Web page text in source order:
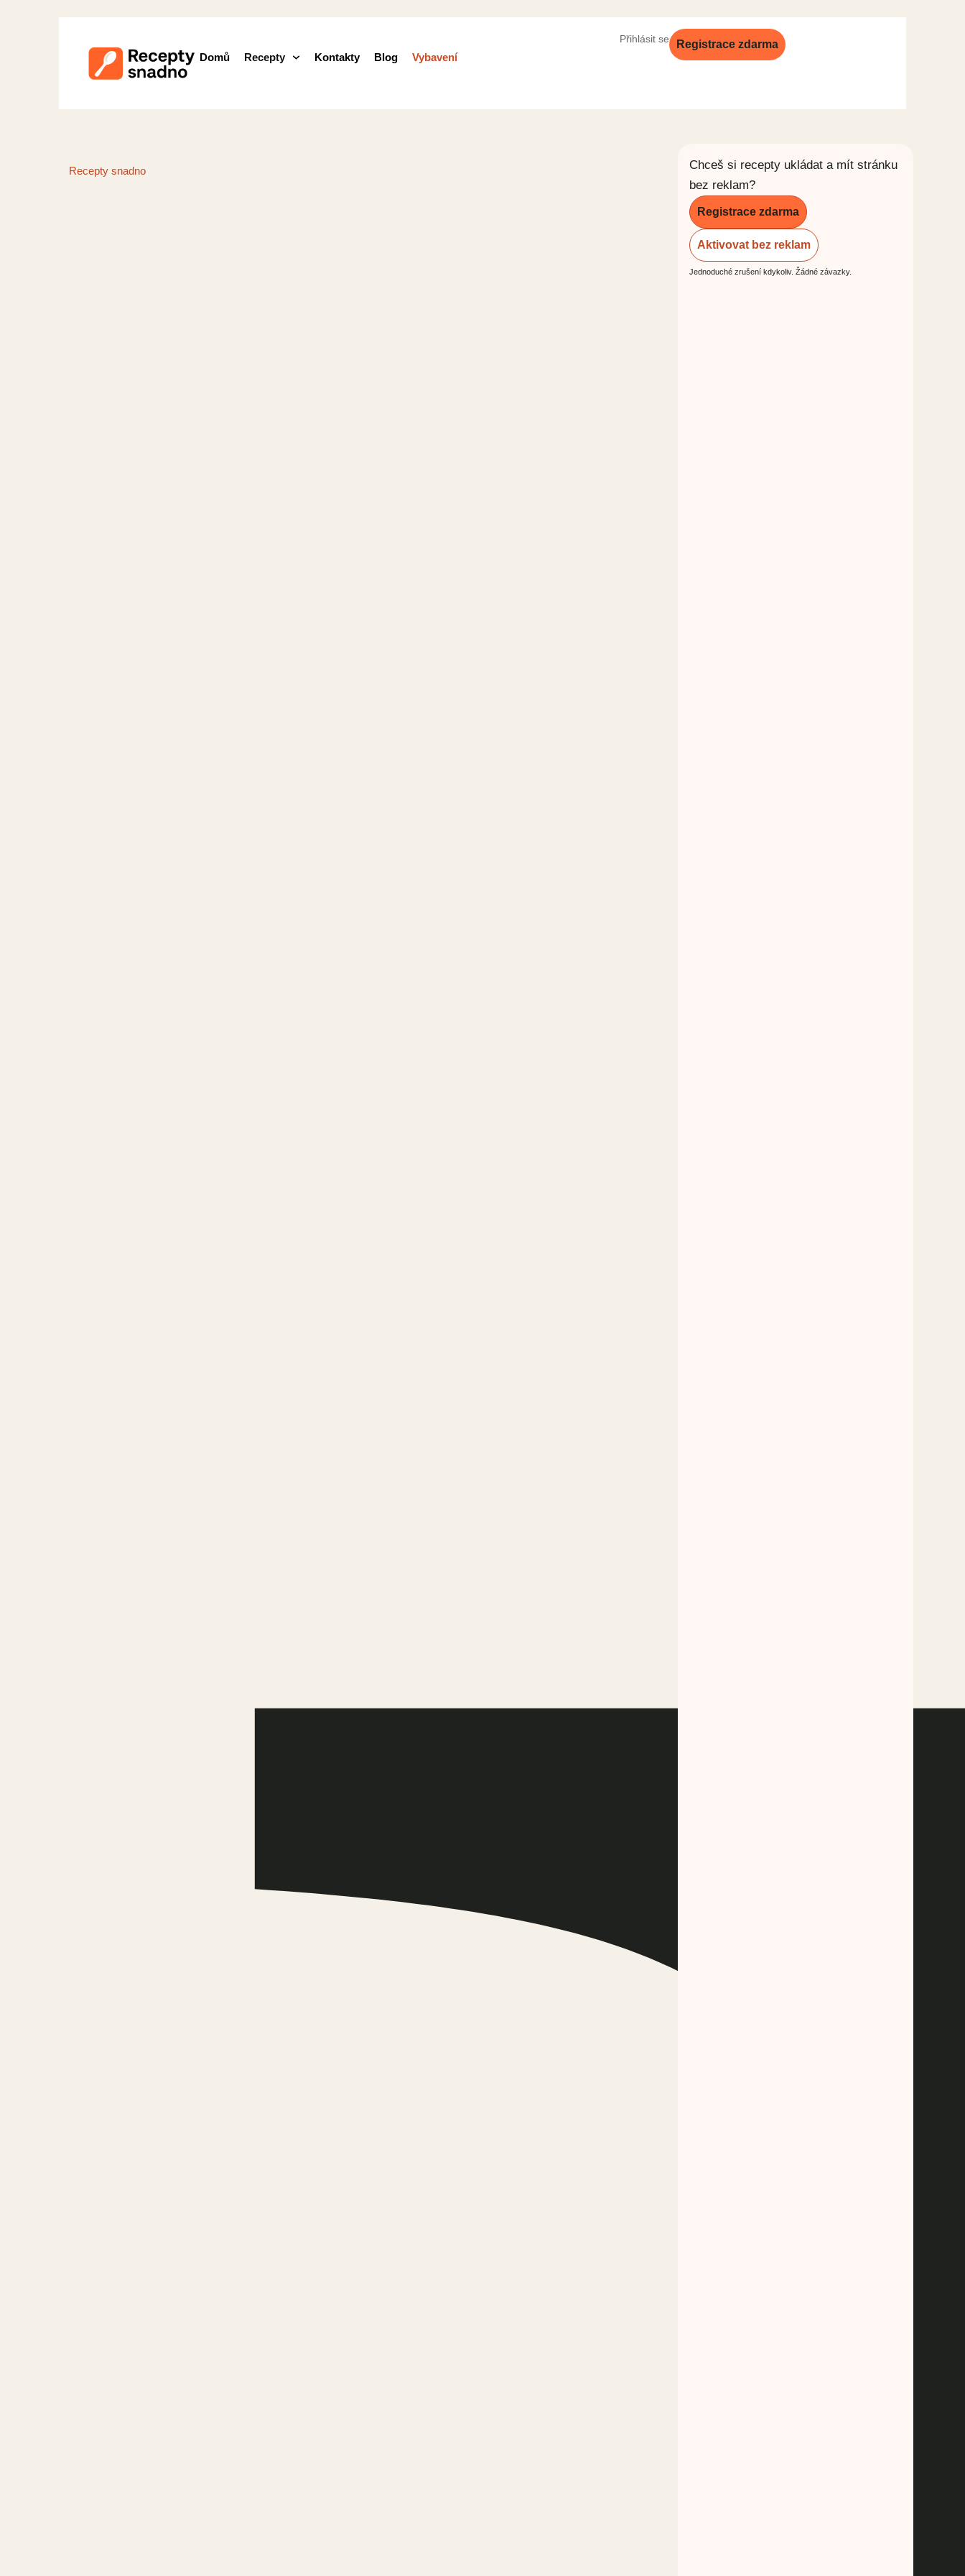
Domů Recepty Kontakty Blog Vybavení
Přihlásit se Registrace zdarma
Recepty snadno
Chceš si recepty ukládat a mít stránku
bez reklam?
Registrace zdarma
Aktivovat bez reklam
Jednoduché zrušení kdykoliv. Žádné závazky.